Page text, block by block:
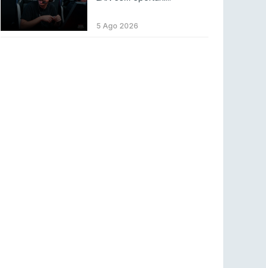
MOUZ surpreende Spirit para vencer BLAST
Bounty
5 Ago 2026